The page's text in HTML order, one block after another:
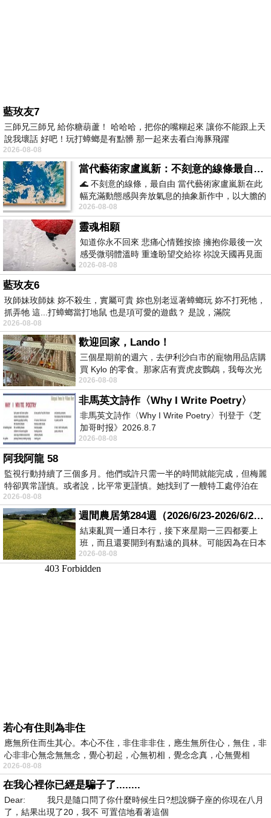
藍玫友7
三師兄三師兄 給你糖葫蘆！ 哈哈哈，把你的嘴糊起來 讓你不能跟上天
說我壞話 好吧！玩打蟑螂是有點髒 那一起來去看白海豚飛躍
2026-08-08
當代藝術家盧嵐新：不刻意的線條最自由，讓色彩流動、筆觸自己說話
🌊 不刻意的線條，最自由 當代藝術家盧嵐新在此
幅充滿動態感與奔放氣息的抽象新作中，以大膽的
藍色顏料在白色畫布上揮灑、壓印與流淌
2026-08-08
靈魂相願
知道你永不回來 悲痛心情難按捺 擁抱你最後一次
感受微弱體溫時 重逢盼望交給祢 祢說天國再見面
此刻忍淚說別離 他日靈魂再
2026-08-08
藍玫友6
玫師妹玫師妹 妳不殺生，實屬可貴 妳也別老逗著蟑螂玩 妳不打死牠，
抓弄牠 這...打蟑螂當打地鼠 也是項可愛的遊戲？ 是說，滿院
2026-08-08
歡迎回家，Lando！
三個星期前的週六，去伊利沙白市的寵物用品店購
買 Kylo 的零食。那家店有賣虎皮鸚鵡，我每次光
顧都會去看一下。他們偶爾會引進 C
2026-08-08
非馬英文詩作〈Why I Write Poetry〉
非馬英文詩作〈Why I Write Poetry〉刊登于《芝
加哥时报》2026.8.7
2026-08-08
阿我阿龍 58
監視行動持續了三個多月。他們或許只需一半的時間就能完成，但梅麗
特卻異常謹慎。或者說，比平常更謹慎。她找到了一艘特工處停泊在
2026-08-08
週間農居第284週（2026/6/23-2026/6/24) 夏至 金黃稻浪洋溢豐收喜悅
結束亂買一通日本行，接下來星期一三四都要上
班，而且還要開到有點遠的員林。可能因為在日本
花不少錢，星期一出門上班時，心裡沒有一
2026-08-08
若心有住則為非住
應無所住而生其心。本心不住，非住非非住，應生無所住心，無住，非
心非非心無念無無念，覺心初起，心無初相，覺念念真，心無覺相
2026-08-08
在我心裡你已經是騙子了........
Dear: 我只是隨口問了你什麼時候生日?想說獅子座的你現在八月
了，結果出現了20，我不 可置信地看著這個